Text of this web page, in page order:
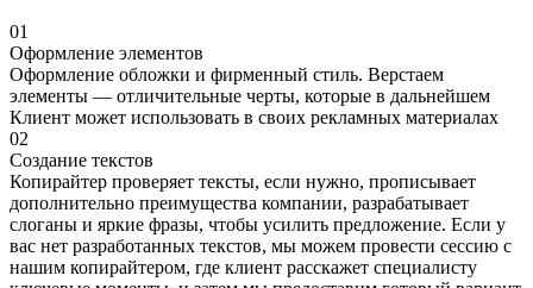
01
Оформление элементов
Оформление обложки и фирменный стиль. Верстаем
элементы — отличительные черты, которые в дальнейшем
Клиент может использовать в своих рекламных материалах
02
Создание текстов
Копирайтер проверяет тексты, если нужно, прописывает
дополнительно преимущества компании, разрабатывает
слоганы и яркие фразы, чтобы усилить предложение. Если у
вас нет разработанных текстов, мы можем провести сессию с
нашим копирайтером, где клиент расскажет специалисту